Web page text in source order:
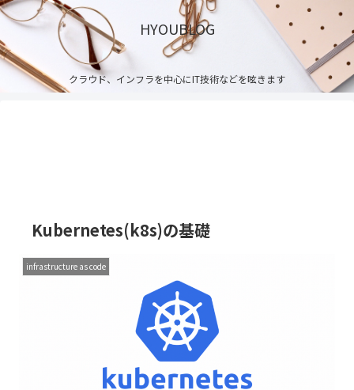
HYOUBLOG
クラウド、インフラを中心にIT技術などを呟きます
Kubernetes(k8s)の基礎
infrastructure as code